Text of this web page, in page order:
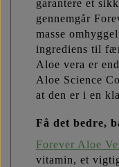
garantere et
gennemgår
masse
ingrediens til
Aloe vera er
Aloe Science
at den er i en
Få det bedre,
Forever Aloe
vitamin, et